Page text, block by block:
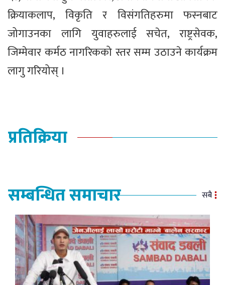
क्रियाकलाप, विकृति र विसंगतिहरुमा फस्नबाट
जोगाउनका लागि युवाहरुलाई सचेत, राष्ट्रसेवक,
जिम्मेवार कर्मठ नागरिकको स्तर सम्म उठाउने कार्यक्रम
लागु गरियोस् ।
प्रतिक्रिया
सम्बन्धित समाचार सबै